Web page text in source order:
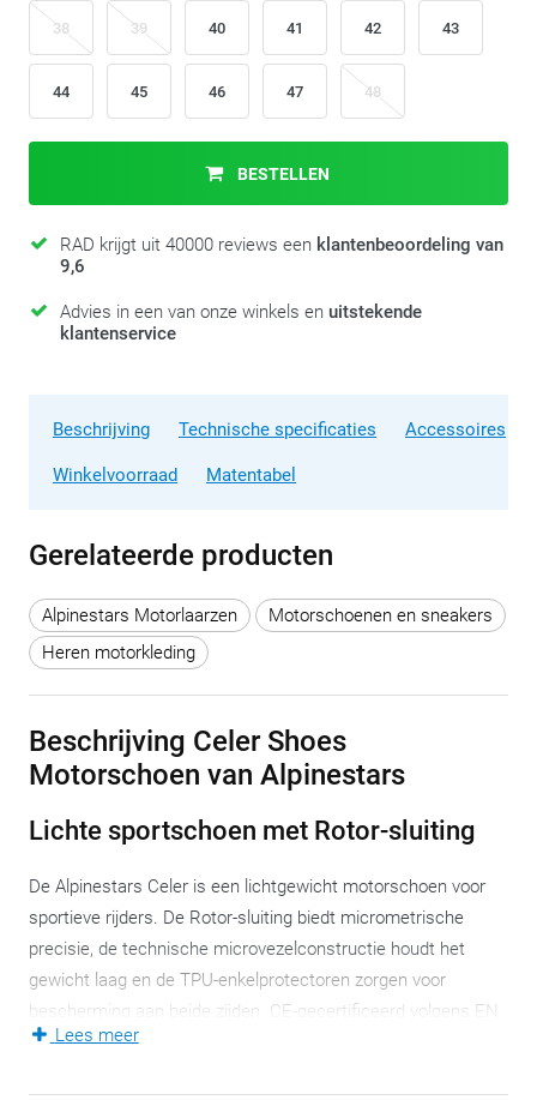
38 39 40 41 42 43
44 45 46 47 48
BESTELLEN
RAD krijgt uit 40000 reviews een klantenbeoordeling van
9,6
Advies in een van onze winkels en uitstekende
klantenservice
Beschrijving Technische specificaties Accessoires
Winkelvoorraad Matentabel
Gerelateerde producten
Alpinestars Motorlaarzen
Motorschoenen en sneakers
Heren motorkleding
Beschrijving Celer Shoes
Motorschoen van Alpinestars
Lichte sportschoen met Rotor-sluiting
De Alpinestars Celer is een lichtgewicht motorschoen voor
sportieve rijders. De Rotor-sluiting biedt micrometrische
precisie, de technische microvezelconstructie houdt het
gewicht laag en de TPU-enkelprotectoren zorgen voor
bescherming aan beide zijden. CE-gecertificeerd volgens EN
13634:2017 en ontworpen voor wie prestaties en comfort
Lees meer